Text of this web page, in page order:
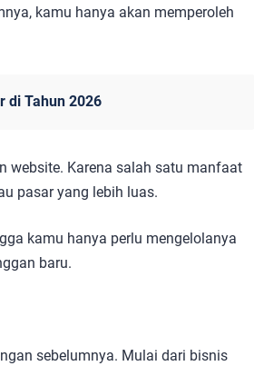
kamu hanya akan memperoleh
di Tahun 2026
website. Karena salah satu manfaat
pasar yang lebih luas.
kamu hanya perlu mengelolanya
baru.
sebelumnya. Mulai dari bisnis